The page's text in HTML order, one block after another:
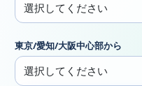
東京/愛知/大阪中心部から